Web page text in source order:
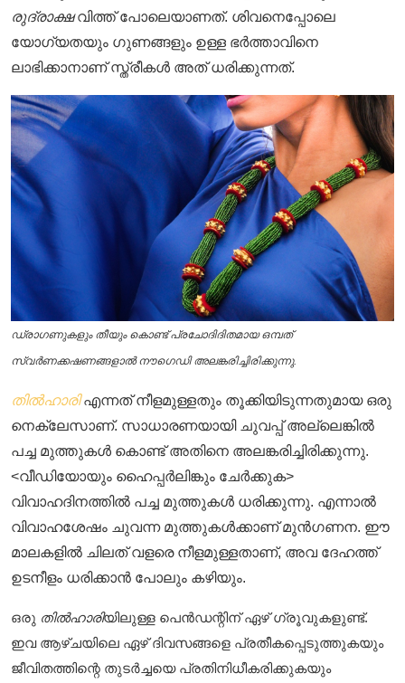
രുദ്രാക്ഷവിത്ത് പോലെയാണത്. ശിവനെപ്പോലെ
യോഗ്യതയും ഗുണങ്ങളും ഉള്ള ഭർത്താവിനെ
ലാഭിക്കാനാണ് സ്ത്രീകൾ അത് ധരിക്കുന്നത്.
ഡ്രാഗണുകളും തീയും കൊണ്ട് പ്രചോദിദിതമായ ഒമ്പത്
സ്വർണക്കഷണങ്ങളാൽ നൗഗെഡി അലങ്കരിച്ചിരിക്കുന്നു.
തിൽഹാരിഎന്നത് നീളമുള്ളതും തൂക്കിയിടുന്നതുമായ ഒരു
നെക്ലേസാണ്. സാധാരണയായി ചുവപ്പ് അല്ലെങ്കിൽ
പച്ച മുത്തുകൾ കൊണ്ട് അതിനെ അലങ്കരിച്ചിരിക്കുന്നു.
<വീഡിയോയും ഹൈപ്പർലിങ്കും ചേർക്കുക>
വിവാഹദിനത്തിൽ പച്ച മുത്തുകൾ ധരിക്കുന്നു. എന്നാൽ
വിവാഹശേഷം ചുവന്ന മുത്തുകൾക്കാണ് മുൻഗണന. ഈ
മാലകളിൽ ചിലത് വളരെ നീളമുള്ളതാണ്, അവ ദേഹത്ത്
ഉടനീളം ധരിക്കാൻ പോലും കഴിയും.
ഒരു തിൽഹാരിയിലുള്ള പെൻഡന്റിന് ഏഴ് ഗ്രൂവുകളുണ്ട്.
ഇവ ആഴ്ചയിലെ ഏഴ് ദിവസങ്ങളെ പ്രതീകപ്പെടുത്തുകയും
ജീവിതത്തിന്റെ തുടർച്ചയെ പ്രതിനിധീകരിക്കുകയും